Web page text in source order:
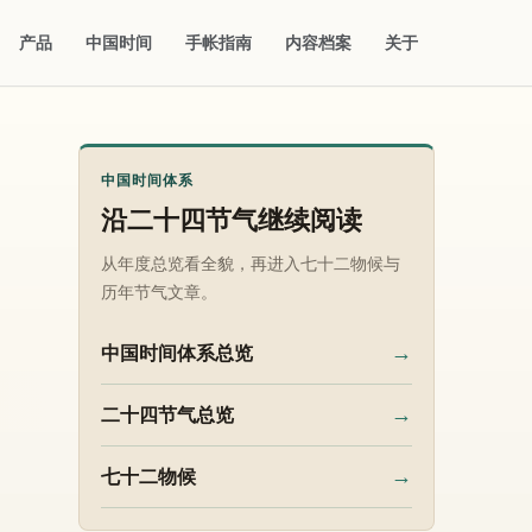
产品 中国时间 手帐指南 内容档案 关于
中国时间体系
沿二十四节气继续阅读
从年度总览看全貌，再进入七十二物候与
历年节气文章。
中国时间体系总览 →
二十四节气总览 →
七十二物候 →